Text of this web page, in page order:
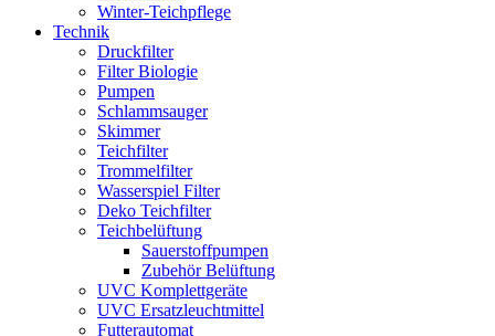
Winter-Teichpflege
Technik
Druckfilter
Filter Biologie
Pumpen
Schlammsauger
Skimmer
Teichfilter
Trommelfilter
Wasserspiel Filter
Deko Teichfilter
Teichbelüftung
Sauerstoffpumpen
Zubehör Belüftung
UVC Komplettgeräte
UVC Ersatzleuchtmittel
Futterautomat